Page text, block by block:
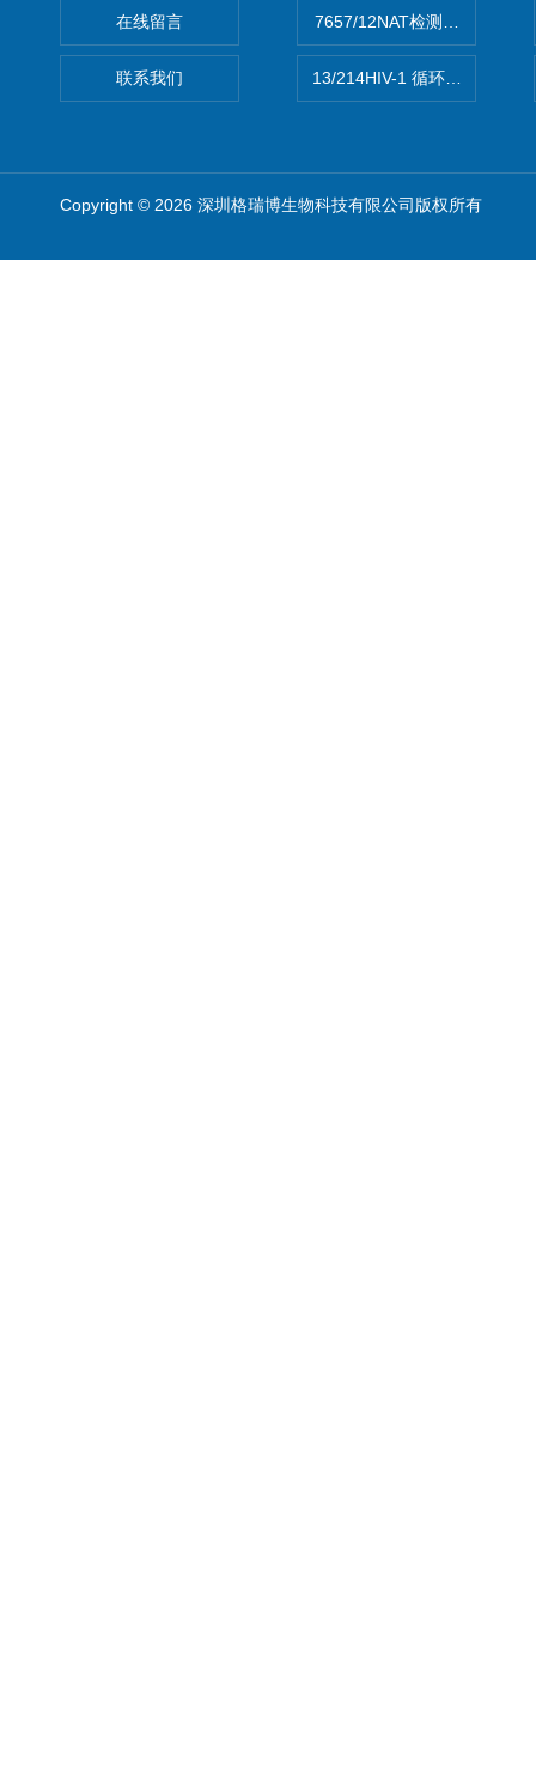
在线留言
联系我们
7657/12NAT检测的D型肝炎
13/214HIV-1 循环重组形式
Copyright © 2026 深圳格瑞博生物科技有限公司版权所有